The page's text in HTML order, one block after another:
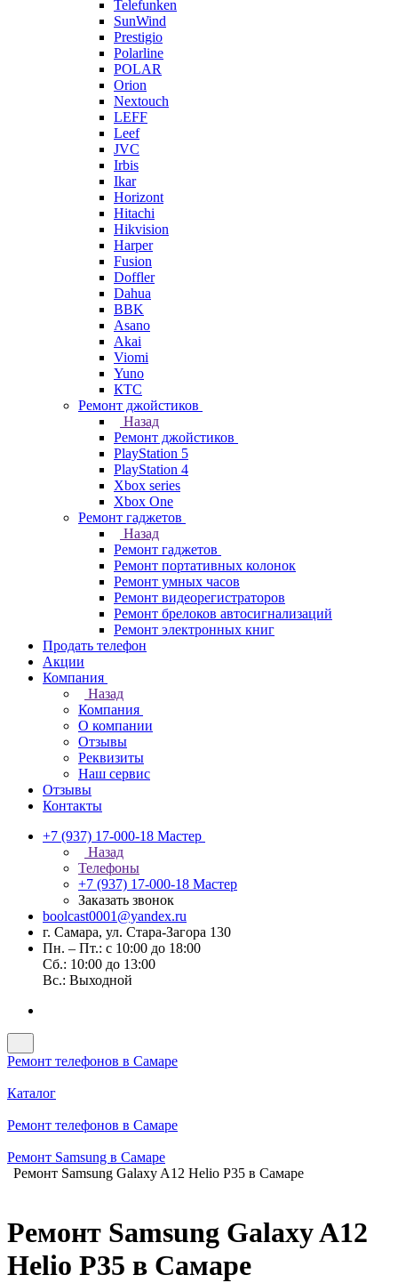
Telefunken
SunWind
Prestigio
Polarline
POLAR
Orion
Nextouch
LEFF
Leef
JVC
Irbis
Ikar
Horizont
Hitachi
Hikvision
Harper
Fusion
Doffler
Dahua
BBK
Asano
Akai
Viomi
Yuno
КТС
Ремонт джойстиков
Назад
Ремонт джойстиков
PlayStation 5
PlayStation 4
Xbox series
Xbox One
Ремонт гаджетов
Назад
Ремонт гаджетов
Ремонт портативных колонок
Ремонт умных часов
Ремонт видеорегистраторов
Ремонт брелоков автосигнализаций
Ремонт электронных книг
Продать телефон
Акции
Компания
Назад
Компания
О компании
Отзывы
Реквизиты
Наш сервис
Отзывы
Контакты
+7 (937) 17-000-18 Мастер
Назад
Телефоны
+7 (937) 17-000-18 Мастер
Заказать звонок
boolcast0001@yandex.ru
г. Самара, ул. Стара-Загора 130
Пн. – Пт.: с 10:00 до 18:00
Сб.: 10:00 до 13:00
Вс.: Выходной
Ремонт телефонов в Самаре
Каталог
Ремонт телефонов в Самаре
Ремонт Samsung в Самаре
Ремонт Samsung Galaxy A12 Helio P35 в Самаре
Ремонт Samsung Galaxy A12
Helio P35 в Самаре